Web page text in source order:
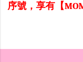
序號，享有【